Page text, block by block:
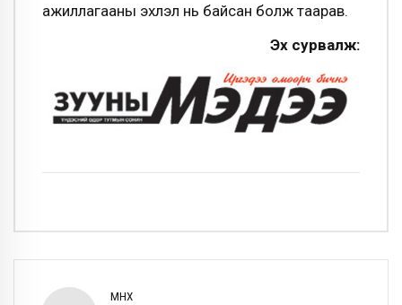
ажиллагааны эхлэл нь байсан болж таарав.
Эх сурвалж:
ӨМНӨХ